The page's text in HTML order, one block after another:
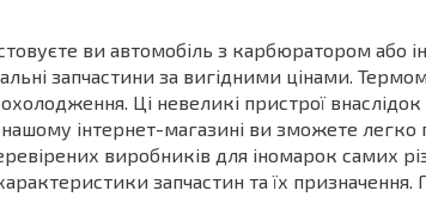
ви автомобіль з карбюратором або
запчастини за вигідними цінами.
Ці невеликі пристрої
інтернет-магазині ви зможете легко
виробників для іномарок самих
запчастин та їх призначення.